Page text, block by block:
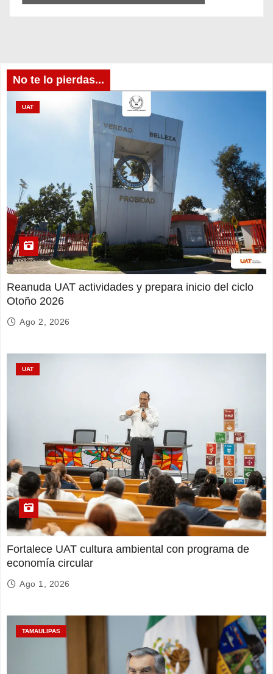
No te lo pierdas...
UAT
Reanuda UAT actividades y prepara inicio del ciclo
Otoño 2026
Ago 2, 2026
UAT
Fortalece UAT cultura ambiental con programa de
economía circular
Ago 1, 2026
TAMAULIPAS